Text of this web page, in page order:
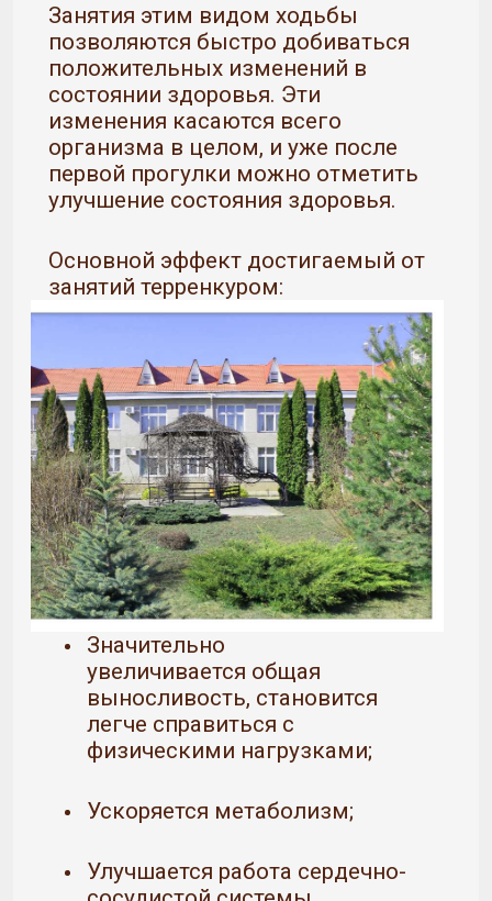
Занятия этим видом ходьбы
позволяются быстро добиваться
положительных изменений в
состоянии здоровья. Эти
изменения касаются всего
организма в целом, и уже после
первой прогулки можно отметить
улучшение состояния здоровья.
Основной эффект достигаемый от
занятий терренкуром:
Значительно
увеличивается общая
выносливость, становится
легче справиться с
физическими нагрузками;
Ускоряется метаболизм;
Улучшается работа сердечно-